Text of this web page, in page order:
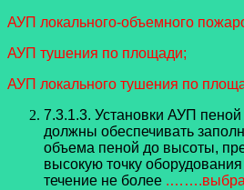
АУП локального-объемного
АУП тушения по площади;
АУП локального тушения по
7.3.1.3. Установки АУП пеной
должны обеспечивать
объема пеной до высоты,
высокую точку
течение не более